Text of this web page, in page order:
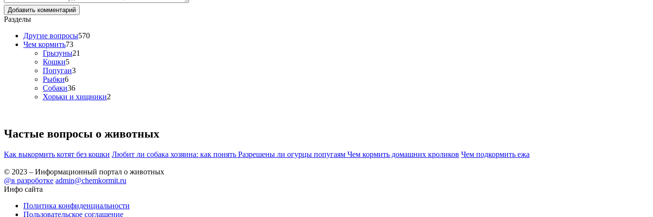
Разделы
Другие вопросы570
Чем кормить73
Грызуны21
Кошки5
Попугаи3
Рыбки6
Собаки36
Хорьки и хищники2
Частые вопросы о животных
Как выкормить котят без кошки Любит ли собака хозяина: как понять Разрешены ли огурцы попугаям Чем кормить домашних кроликов Чем подкормить ежа
© 2023 – Информационный портал о животных
@в разроботке admin@chemkormit.ru
Инфо сайта
Политика конфиденциальности
Пользовательское соглашение